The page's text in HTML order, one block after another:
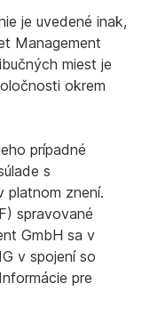
je uvedené inak,
Management
miest je
okrem
prípadné
s
platnom znení.
spravované
GmbH sa v
v spojení so
pre